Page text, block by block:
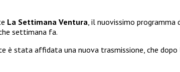
La Settimana Ventura, il nuovissimo programma
settimana fa.
è stata affidata una nuova trasmissione, che dopo